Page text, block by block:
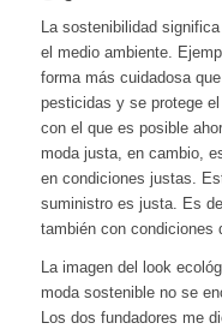
La sostenibilidad
el medio ambiente.
forma más cuidadosa
pesticidas y se protege
con el que es posible
moda justa, en cambio,
en condiciones justas.
suministro es justa. Es
también con condiciones
La imagen del look
moda sostenible no se
Los dos fundadores me